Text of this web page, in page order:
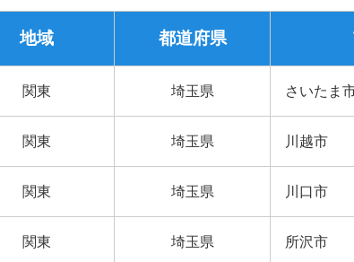
地域 都道府県
関東 埼玉県 さいたま
関東 埼玉県 川越市
関東 埼玉県 川口市
関東 埼玉県 所沢市